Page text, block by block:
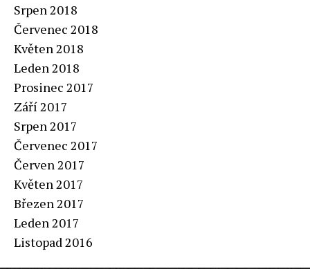
Srpen 2018
Červenec 2018
Květen 2018
Leden 2018
Prosinec 2017
Září 2017
Srpen 2017
Červenec 2017
Červen 2017
Květen 2017
Březen 2017
Leden 2017
Listopad 2016